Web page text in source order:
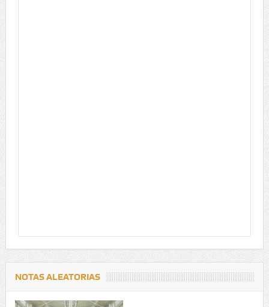
NOTAS ALEATORIAS